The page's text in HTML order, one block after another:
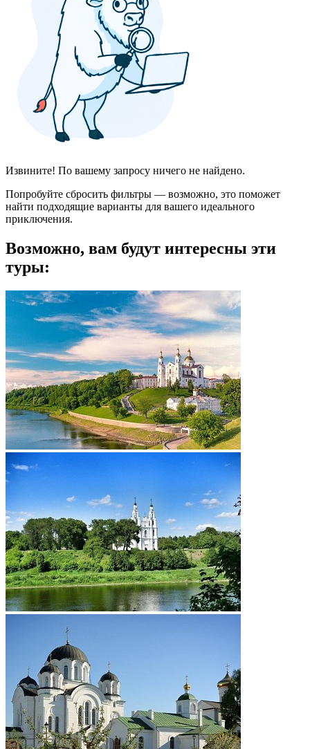
Извините! По вашему запросу ничего не найдено.
Попробуйте сбросить фильтры — возможно, это поможет
найти подходящие варианты для вашего идеального
приключения.
Возможно, вам будут интересны эти
туры: